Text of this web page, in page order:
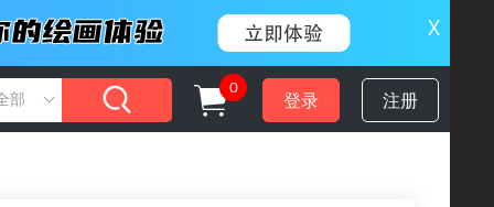
X
部
0
登录 注册